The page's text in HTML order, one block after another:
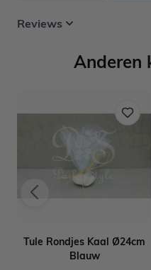
Reviews
Anderen
Tule Rondjes Kaal Ø24cm
Blauw